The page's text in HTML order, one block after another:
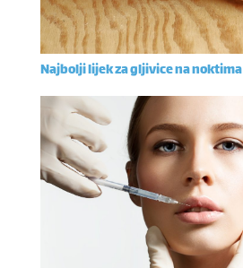
Najbolji lijek za gljivice na noktima